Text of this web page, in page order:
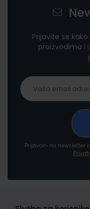
Prijavite se
proizvodima i
Prijavom na newsletter